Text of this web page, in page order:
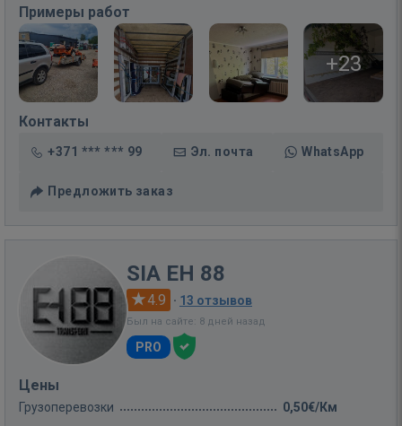
Примеры работ
+23
Контакты
+371 *** *** 99 Эл. почта WhatsApp
Предложить заказ
SIA EH 88
4.9 · 13 отзывов
Был на сайте: 8 дней назад
PRO
Цены
Грузоперевозки 0,50€/Км